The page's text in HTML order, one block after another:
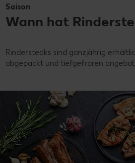
Saison
Wann hat
Rindersteaks sind ganzjährig
abgepackt und tiefgefroren